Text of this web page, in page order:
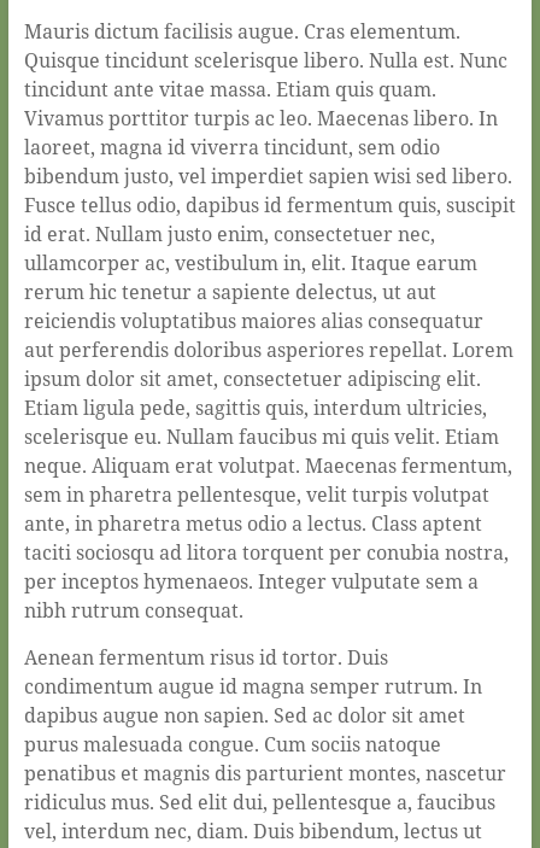
Mauris dictum facilisis augue. Cras elementum.
Quisque tincidunt scelerisque libero. Nulla est. Nunc
tincidunt ante vitae massa. Etiam quis quam.
Vivamus porttitor turpis ac leo. Maecenas libero. In
laoreet, magna id viverra tincidunt, sem odio
bibendum justo, vel imperdiet sapien wisi sed libero.
Fusce tellus odio, dapibus id fermentum quis, suscipit
id erat. Nullam justo enim, consectetuer nec,
ullamcorper ac, vestibulum in, elit. Itaque earum
rerum hic tenetur a sapiente delectus, ut aut
reiciendis voluptatibus maiores alias consequatur
aut perferendis doloribus asperiores repellat. Lorem
ipsum dolor sit amet, consectetuer adipiscing elit.
Etiam ligula pede, sagittis quis, interdum ultricies,
scelerisque eu. Nullam faucibus mi quis velit. Etiam
neque. Aliquam erat volutpat. Maecenas fermentum,
sem in pharetra pellentesque, velit turpis volutpat
ante, in pharetra metus odio a lectus. Class aptent
taciti sociosqu ad litora torquent per conubia nostra,
per inceptos hymenaeos. Integer vulputate sem a
nibh rutrum consequat.
Aenean fermentum risus id tortor. Duis
condimentum augue id magna semper rutrum. In
dapibus augue non sapien. Sed ac dolor sit amet
purus malesuada congue. Cum sociis natoque
penatibus et magnis dis parturient montes, nascetur
ridiculus mus. Sed elit dui, pellentesque a, faucibus
vel, interdum nec, diam. Duis bibendum, lectus ut